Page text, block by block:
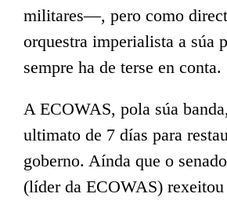
militares—, pero como
orquestra imperialista a súa
sempre ha de terse en conta.
A ECOWAS, pola súa
ultimato de 7 días para
goberno. Aínda que o
(líder da ECOWAS) rexeitou